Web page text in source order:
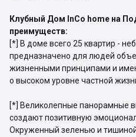
Клубный Дом InCo home на
преимуществ:
[*] В доме всего 25 квартир -
предназначено для людей
жизненными принципами и
о высоком уровне частной
[*] Великолепные панорамные
создают позитивную
Окруженный зеленью и